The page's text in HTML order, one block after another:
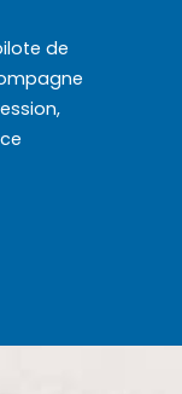
de